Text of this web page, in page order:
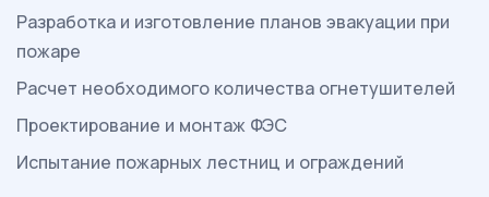
Разработка и изготовление планов эвакуации при
пожаре
Расчет необходимого количества огнетушителей
Проектирование и монтаж ФЭС
Испытание пожарных лестниц и ограждений